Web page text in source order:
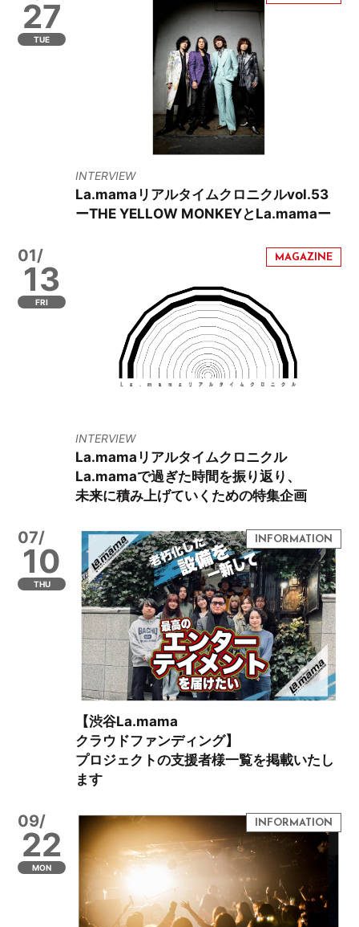
27
TUE
INTERVIEW
La.mamaリアルタイムクロニクルvol.53
ーTHE YELLOW MONKEYとLa.mamaー
01/
13
FRI
INTERVIEW
La.mamaリアルタイムクロニクル
La.mamaで過ぎた時間を振り返り、
未来に積み上げていくための特集企画
07/
10
THU
【渋谷La.mama
クラウドファンディング】
プロジェクトの支援者様一覧を掲載いたし
ます
09/
22
MON